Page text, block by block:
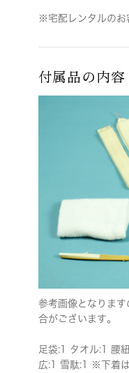
※宅配レンタルのお
付属品の内容
参考画像となりま
合がございます。
足袋:1 タオル:1 腰
広:1 雪駄:1 ※下着